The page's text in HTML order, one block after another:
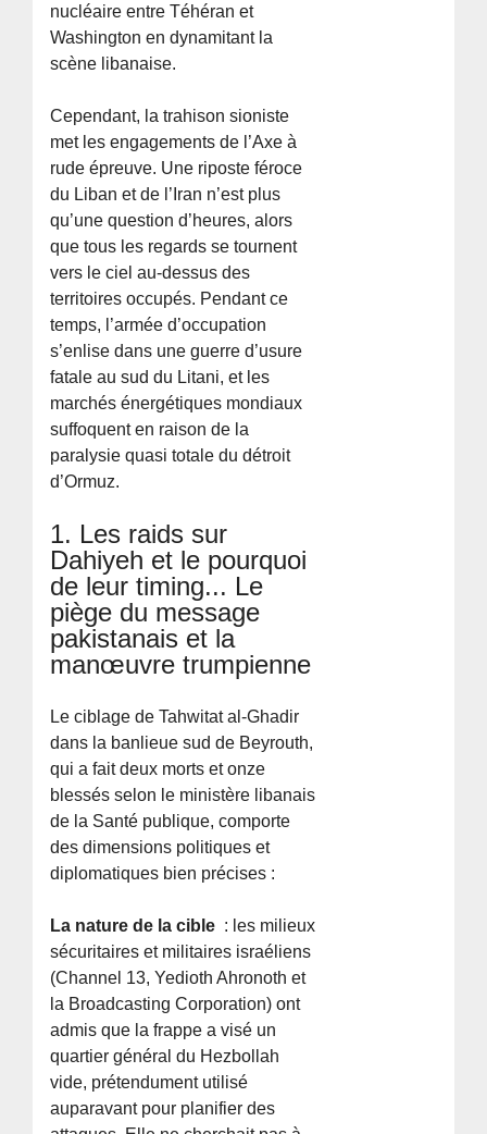
nucléaire entre Téhéran et
Washington en dynamitant la
scène libanaise.
Cependant, la trahison sioniste
met les engagements de l’Axe à
rude épreuve. Une riposte féroce
du Liban et de l’Iran n’est plus
qu’une question d’heures, alors
que tous les regards se tournent
vers le ciel au-dessus des
territoires occupés. Pendant ce
temps, l’armée d’occupation
s’enlise dans une guerre d’usure
fatale au sud du Litani, et les
marchés énergétiques mondiaux
suffoquent en raison de la
paralysie quasi totale du détroit
d’Ormuz.
1. Les raids sur
Dahiyeh et le pourquoi
de leur timing... Le
piège du message
pakistanais et la
manœuvre trumpienne
Le ciblage de Tahwitat al-Ghadir
dans la banlieue sud de Beyrouth,
qui a fait deux morts et onze
blessés selon le ministère libanais
de la Santé publique, comporte
des dimensions politiques et
diplomatiques bien précises :
La nature de la cible : les milieux
sécuritaires et militaires israéliens
(Channel 13, Yedioth Ahronoth et
la Broadcasting Corporation) ont
admis que la frappe a visé un
quartier général du Hezbollah
vide, prétendument utilisé
auparavant pour planifier des